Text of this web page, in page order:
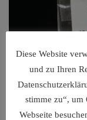
Diese Website
und zu Ihren
stimme zu“, um
Webseite